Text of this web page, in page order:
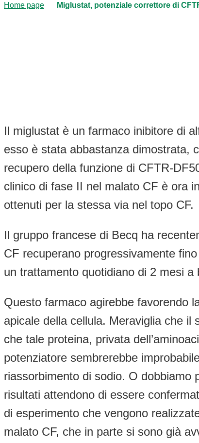
Home page Miglustat, potenziale correttore di
Il miglustat è un farmaco inibitore di
esso è stata abbastanza dimostrata,
recupero della funzione di CFTR-
clinico di fase II nel malato CF è ora
ottenuti per la stessa via nel topo CF.
Il gruppo francese di Becq ha
CF recuperano progressivamente
un trattamento quotidiano di 2 mesi
Questo farmaco agirebbe favorendo
apicale della cellula. Meraviglia che
che tale proteina, privata
potenziatore sembrerebbe
riassorbimento di sodio. O dobbiamo
risultati attendono di essere
di esperimento che vengono
malato CF, che in parte si sono già